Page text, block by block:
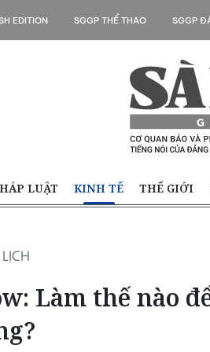
EDITION SGGP THỂ THAO SGGP
LUẬT KINH TẾ THẾ GIỚI
Làm thế nào